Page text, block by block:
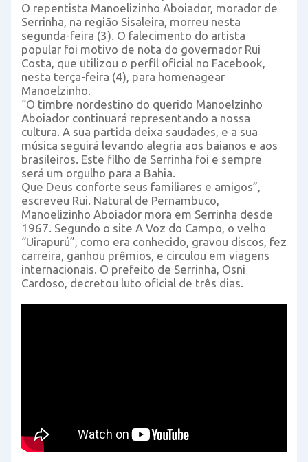
O repentista Manoelizinho Aboiador, morador de
Serrinha, na região Sisaleira, morreu nesta
segunda-feira (3). O falecimento do artista
popular foi motivo de nota do governador Rui
Costa, que utilizou o perfil oficial no Facebook,
nesta terça-feira (4), para homenagear
Manoelzinho.
“O timbre nordestino do querido Manoelzinho
Aboiador continuará representando a nossa
cultura. A sua partida deixa saudades, e a sua
música seguirá levando alegria aos baianos e aos
brasileiros. Este filho de Serrinha foi e sempre
será um orgulho para a Bahia.
Que Deus conforte seus familiares e amigos”,
escreveu Rui. Natural de Pernambuco,
Manoelizinho Aboiador mora em Serrinha desde
1967. Segundo o site A Voz do Campo, o velho
“Uirapurú”, como era conhecido, gravou discos, fez
carreira, ganhou prêmios, e circulou em viagens
internacionais. O prefeito de Serrinha, Osni
Cardoso, decretou luto oficial de três dias.